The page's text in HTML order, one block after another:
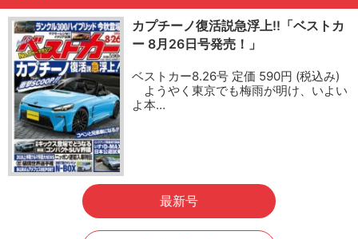
カプチーノ復活説急浮上!!「ベストカ
ー 8月26日号発売！」
ベストカー8.26号 定価 590円 (税込み)
ようやく東京でも梅雨が明け、いよい
よ本…
最新号